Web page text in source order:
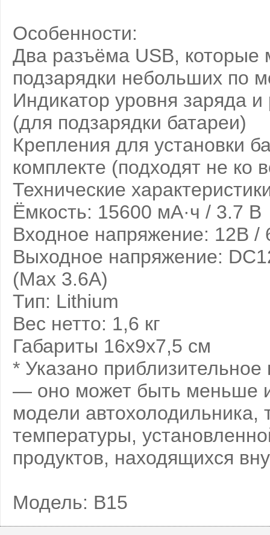
Особенности:
Два разъёма USB, которые
подзарядки небольших по
Индикатор уровня заряда
(для подзарядки батареи)
Крепления для установки
комплекте (подходят не ко
Технические
Ёмкость: 15600 мА·ч / 3.7 В
Входное напряжение: 12В /
Выходное напряжение:
(Max 3.6A)
Тип: Lithium
Вес нетто: 1,6 кг
Габариты 16х9х7,5 см
* Указано
— оно может быть меньше
модели
температуры,
продуктов, находящихся
Модель: B15